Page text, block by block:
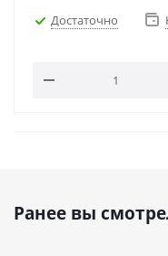
Достаточно
Ранее вы